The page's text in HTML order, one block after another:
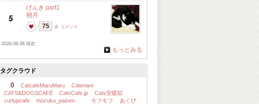
げんき part1
朔月
75
コメント
2026.08.08 現在
もっとみる
タグクラウド
0 CatcafeMaruMaru
Cateriam
CATS&DOGSCAFÉ
CatsCafe.jp
Cats安暖邸
curlupcafe
mozuku_paisen モフモフ
あくび